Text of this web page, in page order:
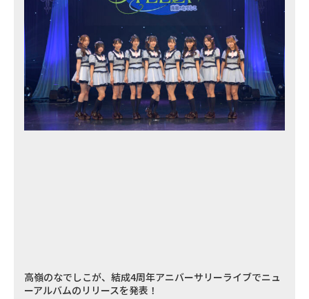
高嶺のなでしこが、結成4周年アニバーサリーライブでニュ
ーアルバムのリリースを発表！